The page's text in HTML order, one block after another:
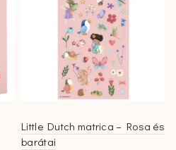
Little Dutch matrica – Rosa és
barátai